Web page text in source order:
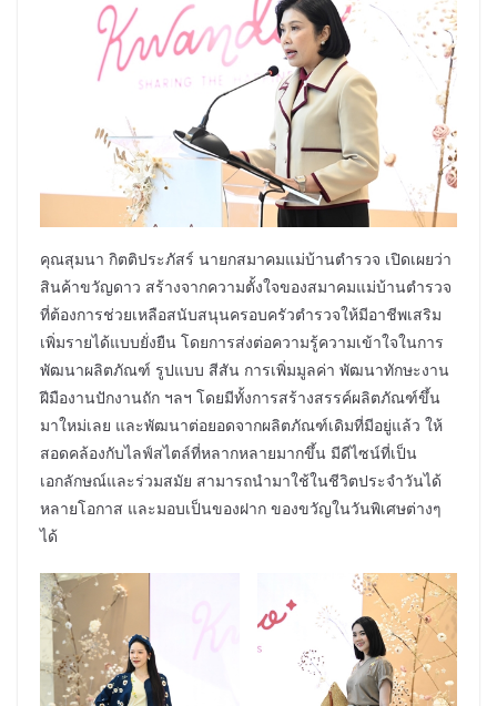
คุณสุมนา กิตติประภัสร์ นายกสมาคมแม่บ้านตำรวจ เปิดเผยว่า
สินค้าขวัญดาว สร้างจากความตั้งใจของสมาคมแม่บ้านตำรวจ
ที่ต้องการช่วยเหลือสนับสนุนครอบครัวตำรวจให้มีอาชีพเสริม
เพิ่มรายได้แบบยั่งยืน โดยการส่งต่อความรู้ความเข้าใจในการ
พัฒนาผลิตภัณฑ์ รูปแบบ สีสัน การเพิ่มมูลค่า พัฒนาทักษะงาน
ฝีมืองานปักงานถัก ฯลฯ โดยมีทั้งการสร้างสรรค์ผลิตภัณฑ์ขึ้น
มาใหม่เลย และพัฒนาต่อยอดจากผลิตภัณฑ์เดิมที่มีอยู่แล้ว ให้
สอดคล้องกับไลฟ์สไตล์ที่หลากหลายมากขึ้น มีดีไซน์ที่เป็น
เอกลักษณ์และร่วมสมัย สามารถนำมาใช้ในชีวิตประจำวันได้
หลายโอกาส และมอบเป็นของฝาก ของขวัญในวันพิเศษต่างๆ
ได้